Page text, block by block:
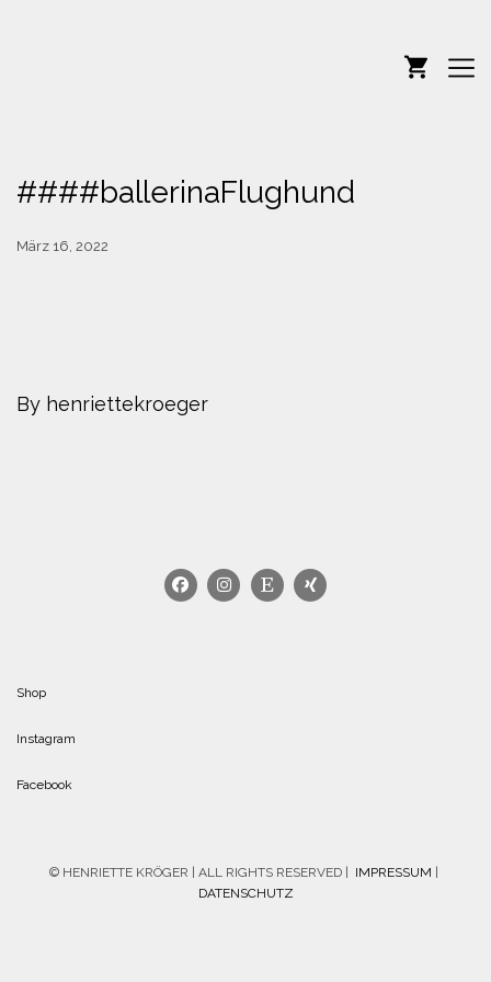
####ballerinaFlughund
März 16, 2022
By henriettekroeger
Shop
Instagram
Facebook
© HENRIETTE KRÖGER | ALL RIGHTS RESERVED | IMPRESSUM
DATENSCHUTZ